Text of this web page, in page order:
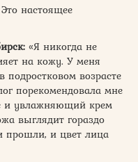
настоящее
«Я никогда не
на кожу. У меня
возрасте
порекомендовала мне
и увлажняющий крем
выглядит гораздо
прошли, и цвет лица